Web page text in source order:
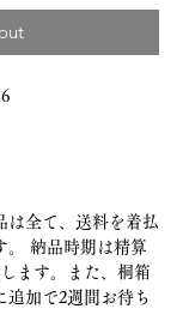
は全て、送料を着払
。 納品時期は精算
ます。また、桐箱
追加で2週間お待ち